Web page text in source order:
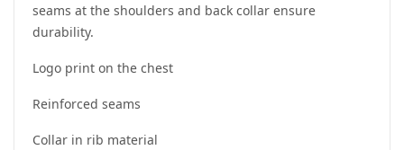
seams at the shoulders and back collar ensure
durability.
Logo print on the chest
Reinforced seams
Collar in rib material